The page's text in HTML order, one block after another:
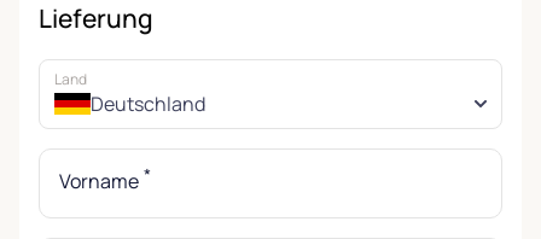
Lieferung
Land
Deutschland
Vorname *